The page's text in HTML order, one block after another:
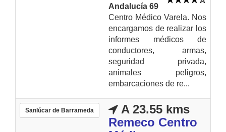
Andalucía 69
Centro Médico Varela. Nos
encargamos de realizar los
informes médicos de
conductores, armas,
seguridad privada,
animales peligros,
embarcaciones de re...
Sanlúcar de Barrameda
A 23.55 kms
Remeco Centro